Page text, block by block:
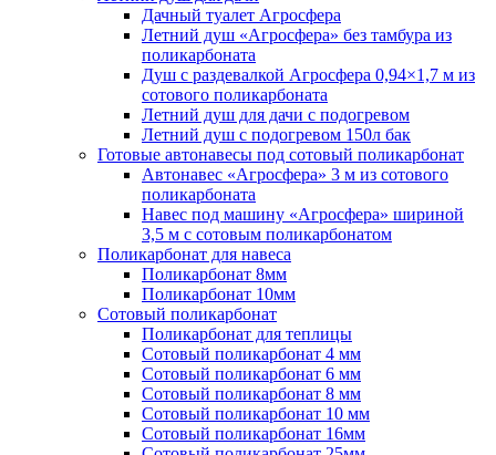
Дачный туалет Агросфера
Летний душ «Агросфера» без тамбура из
поликарбоната
Душ с раздевалкой Агросфера 0,94×1,7 м из
сотового поликарбоната
Летний душ для дачи с подогревом
Летний душ с подогревом 150л бак
Готовые автонавесы под сотовый поликарбонат
Автонавес «Агросфера» 3 м из сотового
поликарбоната
Навес под машину «Агросфера» шириной
3,5 м с сотовым поликарбонатом
Поликарбонат для навеса
Поликарбонат 8мм
Поликарбонат 10мм
Сотовый поликарбонат
Поликарбонат для теплицы
Сотовый поликарбонат 4 мм
Сотовый поликарбонат 6 мм
Сотовый поликарбонат 8 мм
Сотовый поликарбонат 10 мм
Сотовый поликарбонат 16мм